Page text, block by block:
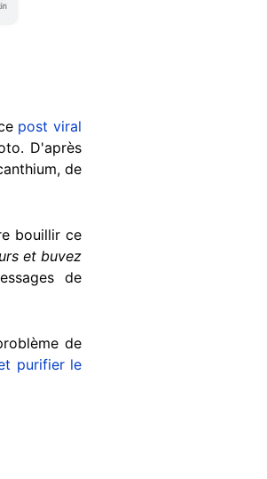
post viral
D'après
de
bouillir ce
et buvez
de
de
purifier le